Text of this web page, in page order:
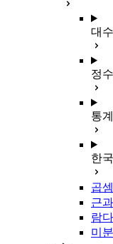
대
정
통
한
곱
근
람
미분